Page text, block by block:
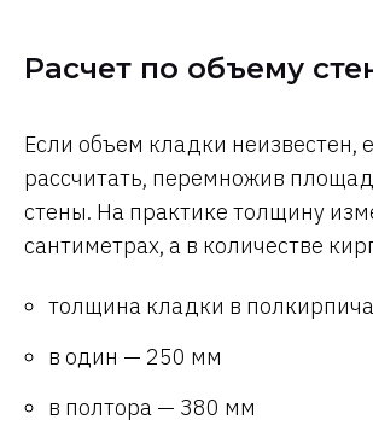
Расчет по объему
Если объем кладки неизвестен,
рассчитать, перемножив
стены. На практике толщину
сантиметрах, а в количестве
толщина кладки в
в один — 250 мм
в полтора — 380 мм